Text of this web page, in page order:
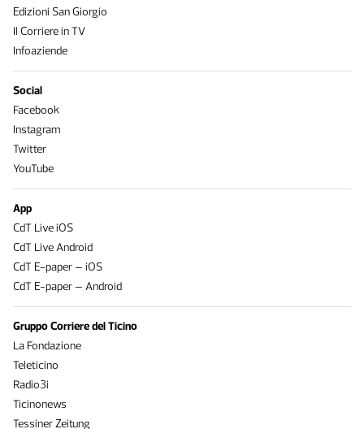
Edizioni San Giorgio
Il Corriere in TV
Infoaziende
Social
Facebook
Instagram
Twitter
YouTube
App
CdT Live iOS
CdT Live Android
CdT E-paper – iOS
CdT E-paper – Android
Gruppo Corriere del Ticino
La Fondazione
Teleticino
Radio3i
Ticinonews
Tessiner Zeitung